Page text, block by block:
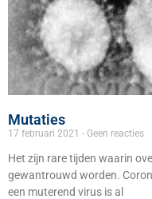
Mutaties
17 februari 2021 Geen reacties
Het zijn rare tijden waarin
gewantrouwd worden.
een muterend virus is al